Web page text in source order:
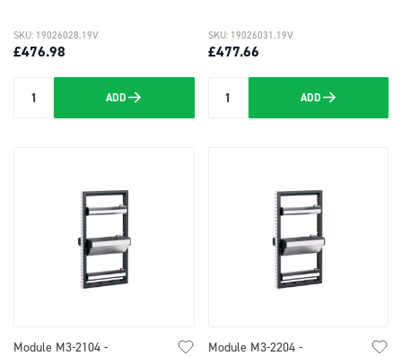
£476.98
SKU: 19026028.19V
Quantity ADD
£477.66
SKU: 19026031.19V
Quantity ADD
Module M3-2104 -
Module M3-2204 -